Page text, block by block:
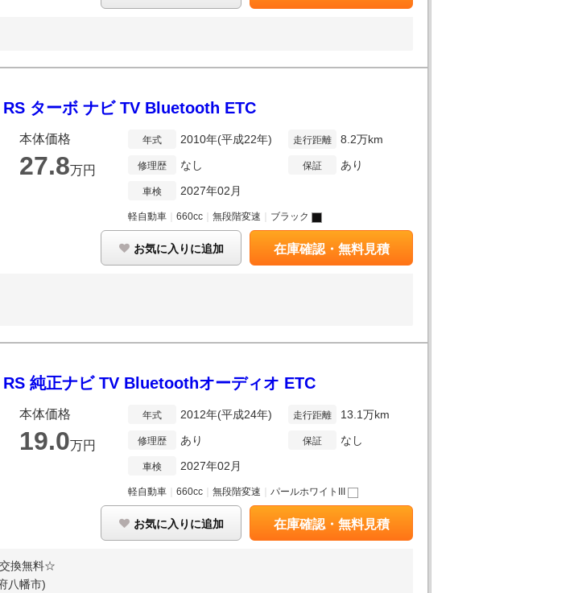
ターボ ナビ TV Bluetooth ETC
本体価格
27.8万円
年式 2010年(平成22年)
修理歴 なし
車検 2027年02月
走行距離 8.2万km
保証 あり
軽自動車 660cc 無段階変速 ブラック
お気に入りに追加 在庫確認・無料見積
純正ナビ TV Bluetoothオーディオ ETC
本体価格
19.0万円
年式 2012年(平成24年)
修理歴 あり
車検 2027年02月
走行距離 13.1万km
保証 なし
軽自動車 660cc 無段階変速 パールホワイトIII
お気に入りに追加 在庫確認・無料見積
換無料☆
八幡市)